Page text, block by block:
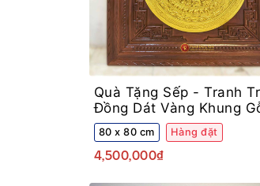
Quà Tặng Sếp -Tranh
Đồng Dát Vàng Khung
80cm
80 x 80 cm Hàng đặt
4,500,000₫